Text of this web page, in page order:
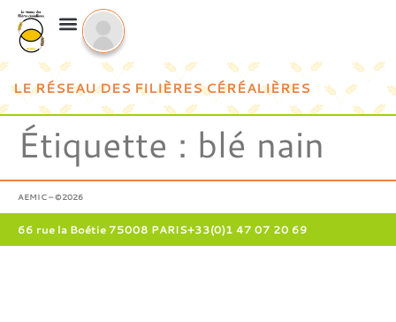
LE RÉSEAU DES FILIÈRES CÉRÉALIÈRES
Étiquette : blé nain
AEMIC – ©2026
66 rue la Boétie 75008 PARIS+33(0)1 47 07 20 69